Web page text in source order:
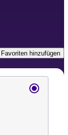
hinzufügen